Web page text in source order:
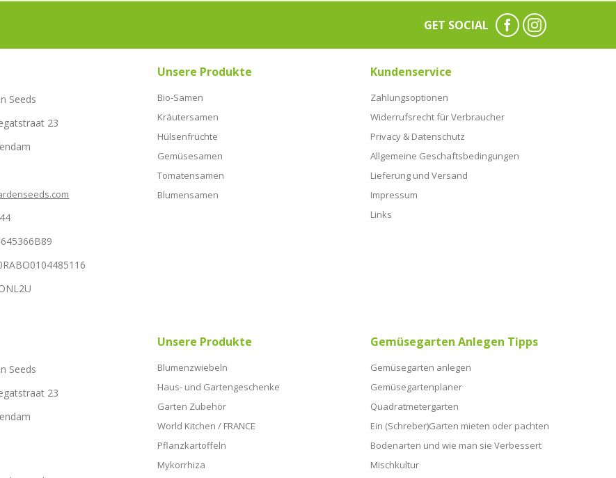
GET SOCIAL
Seeds
23
Unsere Produkte
Bio-Samen
Kräutersamen
Hülsenfrüchte
Gemüsesamen
Tomatensamen
Blumensamen
Kundenservice
Zahlungsoptionen
Widerrufsrecht für Verbraucher
Privacy & Datenschutz
Allgemeine Geschaftsbedingungen
Lieferung und Versand
Impressum
Links
Seeds
23
Unsere Produkte
Blumenzwiebeln
Haus- und Gartengeschenke
Garten Zubehör
World Kitchen / FRANCE
Pflanzkartoffeln
Mykorrhiza
Gemüsegarten Anlegen Tipps
Gemüsegarten anlegen
Gemüsegartenplaner
Quadratmetergarten
Ein (Schreber)Garten mieten oder pachten
Bodenarten und wie man sie Verbessert
Mischkultur